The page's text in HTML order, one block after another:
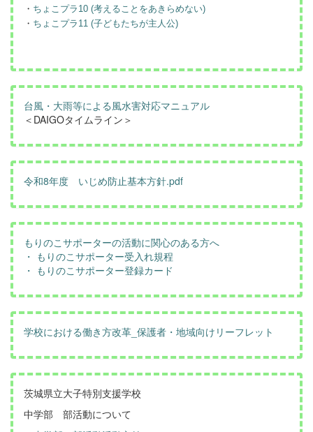
・ ちょこプラ10 (考えることをあきらめない)
・ ちょこプラ11 (子どもたちが主人公)
台風・大雨等による風水害対応マニュアル
＜DAIGOタイムライン＞
令和8年度 いじめ防止基本方針.pdf
もりのこサポーターの活動に関心のある方へ
・ もりのこサポーター受入れ規程
・ もりのこサポーター登録カード
学校における働き方改革_保護者・地域向けリーフレット
茨城県立大子特別支援学校
中学部 部活動について